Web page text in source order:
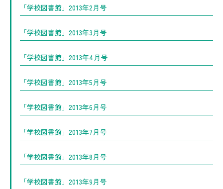
「学校図書館」2013年2月号
「学校図書館」2013年3月号
「学校図書館」2013年4月号
「学校図書館」2013年5月号
「学校図書館」2013年6月号
「学校図書館」2013年7月号
「学校図書館」2013年8月号
「学校図書館」2013年9月号